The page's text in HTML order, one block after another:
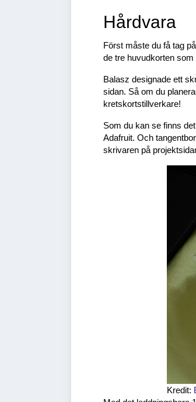
Hårdvara
Först måste du få tag
de tre huvudkorten
Balasz designade ett
sidan. Så om du
kretskortstillverkare!
Som du kan se finns
Adafruit. Och
skrivaren på
Kredit: